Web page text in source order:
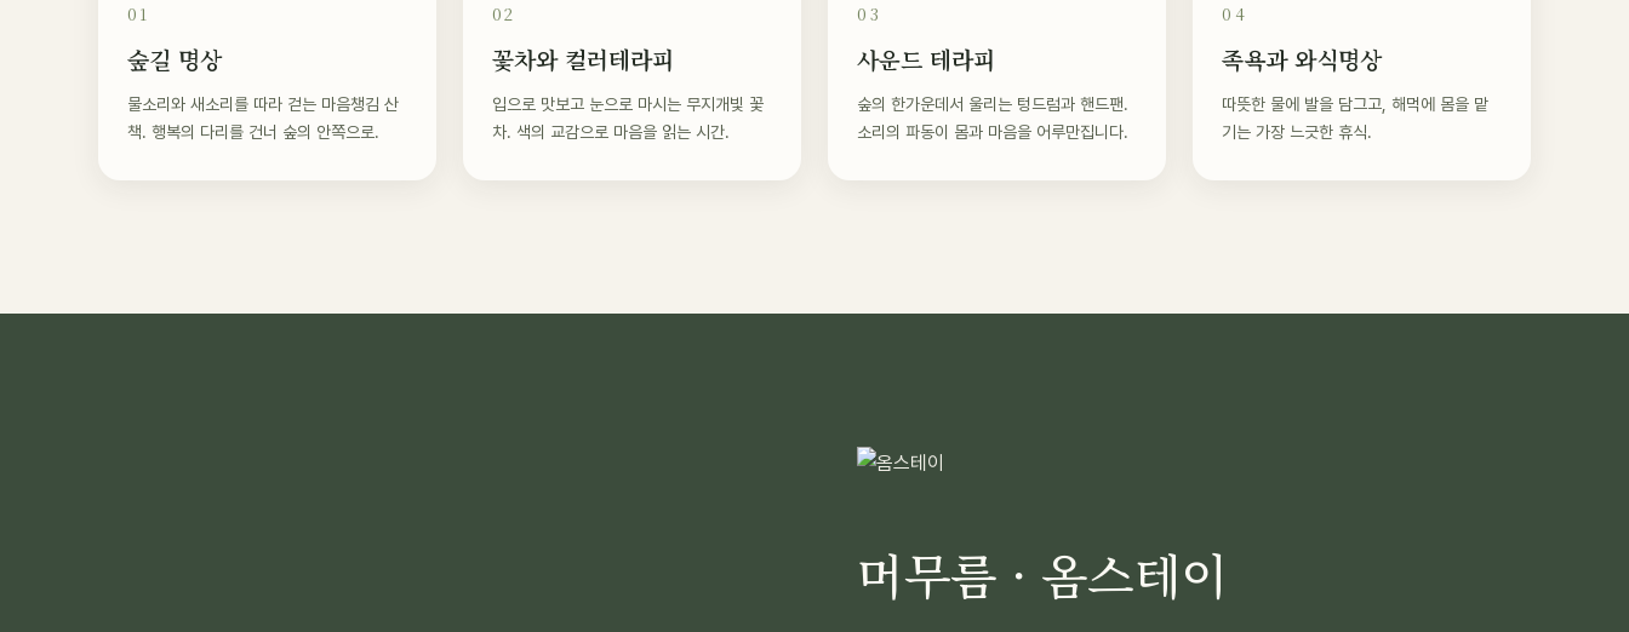
01
숲길 명상
물소리와 새소리를 따라 걷는 마음챙김 산
책. 행복의 다리를 건너 숲의 안쪽으로.
02
꽃차와 컬러테라피
입으로 맛보고 눈으로 마시는 무지개빛 꽃
차. 색의 교감으로 마음을 읽는 시간.
03
사운드 테라피
숲의 한가운데서 울리는 텅드럼과 핸드팬.
소리의 파동이 몸과 마음을 어루만집니다.
04
족욕과 와식명상
따뜻한 물에 발을 담그고, 해먹에 몸을 맡
기는 가장 느긋한 휴식.
머무름 · 옴스테이